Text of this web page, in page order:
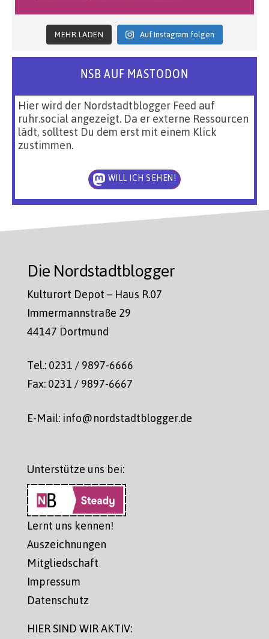
MEHR LADEN Auf Instagram folgen
NSB AUF MASTODON
Hier wird der Nordstadtblogger Feed auf
ruhr.social angezeigt. Da er externe Ressourcen
lädt, solltest Du dem erst mit einem Klick
zustimmen.
WILL ICH SEHEN!
Die Nordstadtblogger
Kulturort Depot – Haus R.07
Immermannstraße 29
44147 Dortmund
Tel.: 0231 / 9897-6666
Fax: 0231 / 9897-6667
E-Mail: info@nordstadtblogger.de
Unterstütze uns bei:
Lernt uns kennen!
Auszeichnungen
Mitgliedschaft
Impressum
Datenschutz
HIER SIND WIR AKTIV: